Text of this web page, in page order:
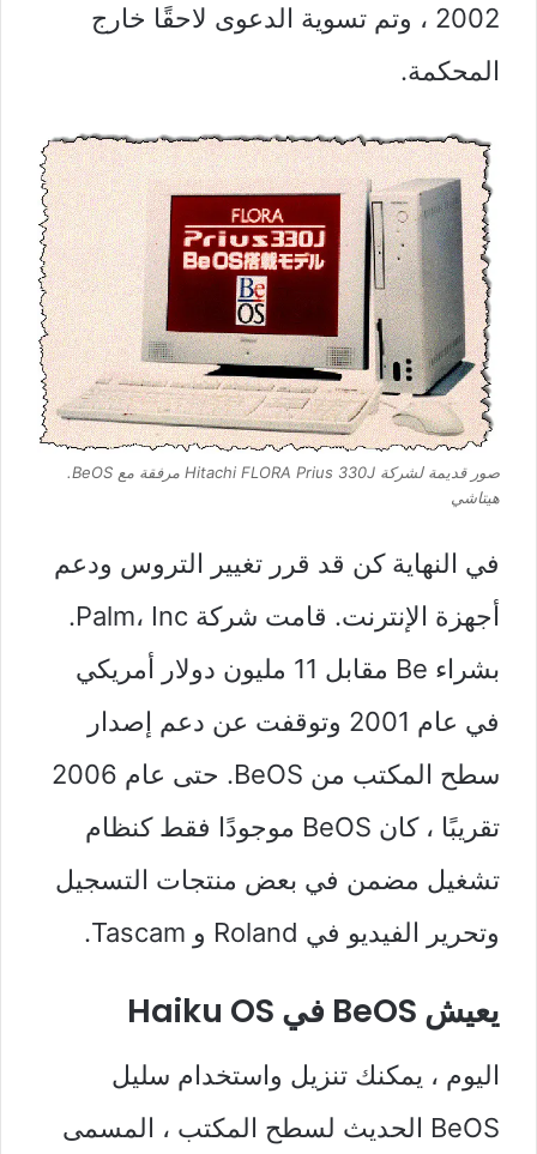
2002 ، وتم تسوية الدعوى لاحقًا خارج
المحكمة.
صور قديمة لشركة Hitachi FLORA Prius 330J مرفقة مع BeOS.
هيتاشي
في النهاية كن قد قرر تغيير التروس ودعم
أجهزة الإنترنت. قامت شركة Palm، Inc.
بشراء Be مقابل 11 مليون دولار أمريكي
في عام 2001 وتوقفت عن دعم إصدار
سطح المكتب من BeOS. حتى عام 2006
تقريبًا ، كان BeOS موجودًا فقط كنظام
تشغيل مضمن في بعض منتجات التسجيل
وتحرير الفيديو في Roland و Tascam.
يعيش BeOS في Haiku OS
اليوم ، يمكنك تنزيل واستخدام سليل
BeOS الحديث لسطح المكتب ، المسمى